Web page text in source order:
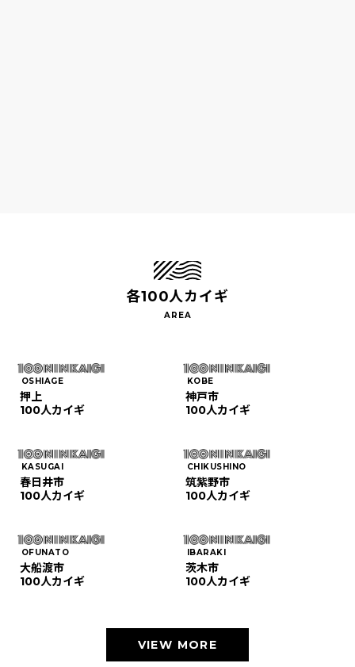
各100人カイギ
OSHIAGE
押上
100人カイギ
KOBE
神戸市
100人カイギ
KASUGAI
春日井市
100人カイギ
CHIKUSHINO
筑紫野市
100人カイギ
OFUNATO
大船渡市
100人カイギ
IBARAKI
茨木市
100人カイギ
VIEW MORE